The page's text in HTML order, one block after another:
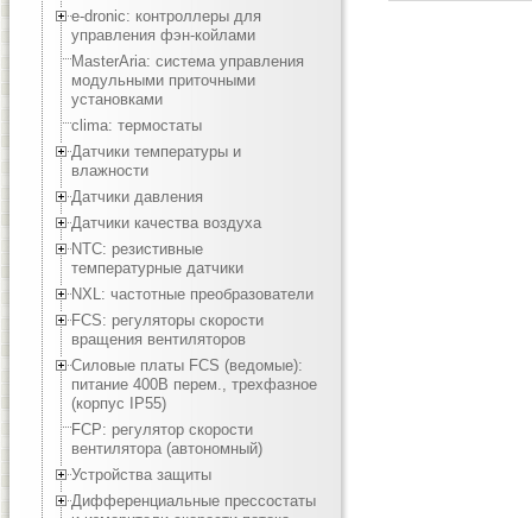
e-dronic: контроллеры для
управления фэн-койлами
MasterAria: система управления
модульными приточными
установками
clima: термостаты
Датчики температуры и
влажности
Датчики давления
Датчики качества воздуха
NTC: резистивные
температурные датчики
NXL: частотные преобразователи
FCS: регуляторы скорости
вращения вентиляторов
Силовые платы FCS (ведомые):
питание 400В перем., трехфазное
(корпус IP55)
FCP: регулятор скорости
вентилятора (автономный)
Устройства защиты
Дифференциальные прессостаты